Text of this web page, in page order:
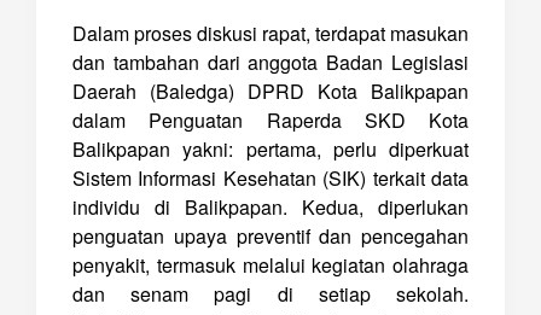
Dalam proses diskusi rapat, terdapat masukan
dan tambahan dari anggota Badan Legislasi
Daerah (Baledga) DPRD Kota Balikpapan
dalam Penguatan Raperda SKD Kota
Balikpapan yakni: pertama, perlu diperkuat
Sistem Informasi Kesehatan (SIK) terkait data
individu di Balikpapan. Kedua, diperlukan
penguatan upaya preventif dan pencegahan
penyakit, termasuk melalui kegiatan olahraga
dan senam pagi di setiap sekolah.